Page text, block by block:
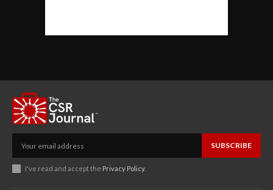
SUBSCRIBE
I've read and accept the Privacy Policy.